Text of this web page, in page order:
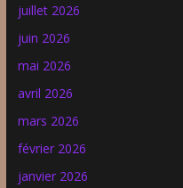
juillet 2026
juin 2026
mai 2026
avril 2026
mars 2026
février 2026
janvier 2026